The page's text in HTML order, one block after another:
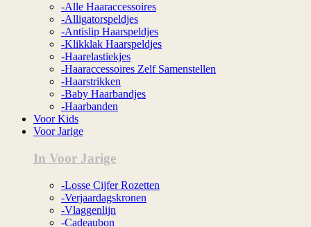
-Alle Haaraccessoires
-Alligatorspeldjes
-Antislip Haarspeldjes
-Klikklak Haarspeldjes
-Haarelastiekjes
-Haaraccessoires Zelf Samenstellen
-Haarstrikken
-Baby Haarbandjes
-Haarbanden
Voor Kids
Voor Jarige
In Voor Jarige
-Losse Cijfer Rozetten
-Verjaardagskronen
-Vlaggenlijn
-Cadeaubon